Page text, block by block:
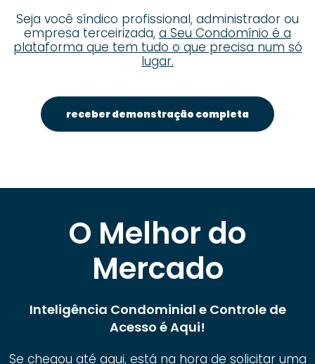
Seja você síndico profissional, administrador ou
empresa terceirizada, a Seu Condomínio é a
plataforma que tem tudo o que precisa num só
lugar.
receber demonstração completa
O Melhor do
Mercado
Inteligência Condominial e Controle de
Acesso é Aqui!
Se chegou até aqui, está na hora de solicitar uma